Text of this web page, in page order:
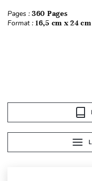
Pages : 360 Pages
Format : 16,5 cm x 24 cm